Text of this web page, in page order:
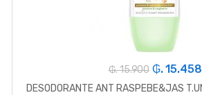
₲. 15.900 ₲. 15.458
DESODORANTE ANT RASPEBE&JAS